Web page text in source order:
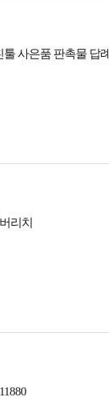
사은품 판촉물 답례
리치